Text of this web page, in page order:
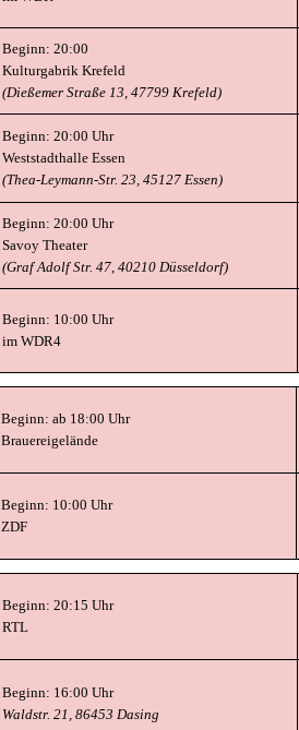
Beginn: 20:00
Kulturgabrik Krefeld
(Dießemer Straße 13, 47799 Krefeld)
Beginn: 20:00 Uhr
Weststadthalle Essen
(Thea-Leymann-Str. 23, 45127 Essen)
Beginn: 20:00 Uhr
Savoy Theater
(Graf Adolf Str. 47, 40210 Düsseldorf)
Beginn: 10:00 Uhr
im WDR4
Beginn: ab 18:00 Uhr
Brauereigelände
Beginn: 10:00 Uhr
ZDF
Beginn: 20:15 Uhr
RTL
Beginn: 16:00 Uhr
Waldstr. 21, 86453 Dasing